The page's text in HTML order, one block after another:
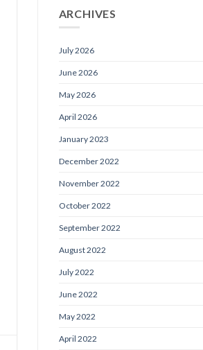
ARCHIVES
July 2026
June 2026
May 2026
April 2026
January 2023
December 2022
November 2022
October 2022
September 2022
August 2022
July 2022
June 2022
May 2022
April 2022